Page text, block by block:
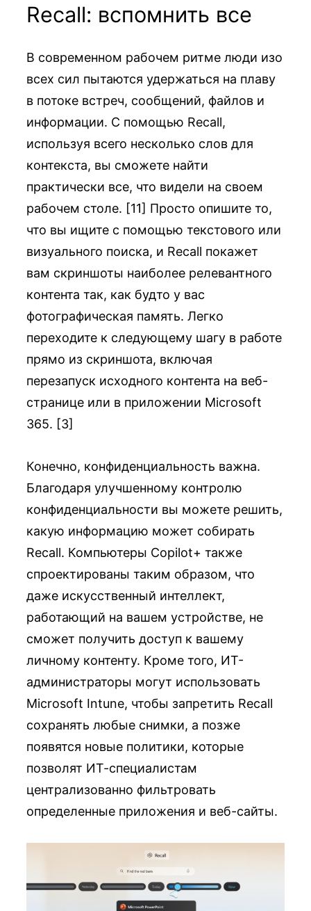
Recall: вспомнить все
В современном рабочем ритме люди изо
всех сил пытаются удержаться на плаву
в потоке встреч, сообщений, файлов и
информации. С помощью Recall,
используя всего несколько слов для
контекста, вы сможете найти
практически все, что видели на своем
рабочем столе. [11] Просто опишите то,
что вы ищите с помощью текстового или
визуального поиска, и Recall покажет
вам скриншоты наиболее релевантного
контента так, как будто у вас
фотографическая память. Легко
переходите к следующему шагу в работе
прямо из скриншота, включая
перезапуск исходного контента на веб-
странице или в приложении Microsoft
365. [3]
Конечно, конфиденциальность важна.
Благодаря улучшенному контролю
конфиденциальности вы можете решить,
какую информацию может собирать
Recall. Компьютеры Copilot+ также
спроектированы таким образом, что
даже искусственный интеллект,
работающий на вашем устройстве, не
сможет получить доступ к вашему
личному контенту. Кроме того, ИТ-
администраторы могут использовать
Microsoft Intune, чтобы запретить Recall
сохранять любые снимки, а позже
появятся новые политики, которые
позволят ИТ-специалистам
централизованно фильтровать
определенные приложения и веб-сайты.